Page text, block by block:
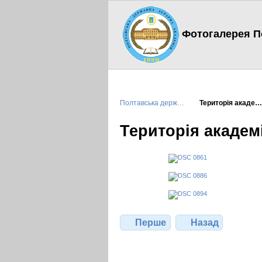
Фотогалерея
Полтавська держ… Територія акаде…
Територія
Перше Назад